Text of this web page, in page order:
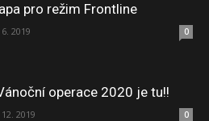
pro režim Frontline
2019 0
operace 2020 je tu!!
2019 0